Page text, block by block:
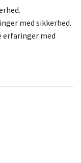
med sikkerhed.
erfaringer med